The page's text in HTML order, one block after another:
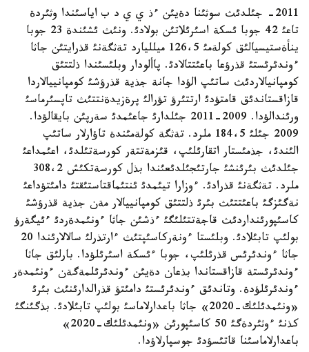
2011- جئلدئث سوثئنا دةيئن ءذ ي ي د ب اياسئندا وثئردة
تاعئ 42 جوبا ئسكة اسئرئلاتئن بولادئ. ونئث ئشئندة 23 جوبا
ينأةستيسيالئق كولةمئ 126،5 ميلليارد تةثگةنئ قذرايتئن جاثا
ءوندئرئستئ قذرؤعا باعئتتالادئ. پاألودار وبلئسئندا ذلتتئق
كومپانيالاردئث ساتئپ الؤدا جانة جذية قذرؤشئ كومپانييالاردا
قازاقستاندئق قامتؤدئ ارتتئرؤ تؤرالئ پرةزيدةنتتئث تاپسئرماسئ
ورئندالؤدا. 2009-2011 جئلدارئ جاعئمدئ سةرپئن بايقالؤدا.
2009 جئلئ 184،5 ملرد. تةثگة كولةمئندة تاؤارلار ساتئپ
الئندئ، جذمئستار اتقارئلئپ، قئزمةتتةر كورسةتئلدئ، اعئمداعئ
جئلدئث بئرئنشئ جارتئجئلدئعئندا بذل كورسةتكئش 308،2
ملرد. تةثگةنئ قذرادئ. ءوزارا تيئمدئ ئنتئماقتاستئقتئ دامئتؤداعئ
نةگئزگئ باعئتتئث بئرئ ذلتتئق كومپانييالار مةن جذية قذرؤشئ
كاسئپورئنداردئث قاجةتتئلئگئ ءذشئن جاثا ءونئمدةردئ ءئيگةرؤ
بولئپ تابئلادئ. وبلئستا ءونةركاسئپتئث ءارتذرلئ سالالارئندا 20
جاثا ءوندئرئس قذرئلئپ، جوبا ءئسكة اسئرئلؤدا. بارلئق جاثا
ءوندئرئستة قازاقستاندا بذعان دةيئن ءوندئرئلمةگةن ءونئمدةر
ءوندئرئلؤدة. وتاندئق ءوندئرئستئ دامئتؤ قذرالدارئنئث بئرئ
«ونئمدئلئك-2020» جاثا باعدارلاماسئ بولئپ تابئلادئ. بذگئنگئ
كذنئ ءوثئردةگئ 50 كاسئپورئن «ونئمدئلئك-2020»
باعدارلاماسئنا قاتئسؤدئ جوسپارلاؤدا.